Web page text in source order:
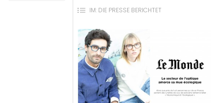
IM: DIE PRESSE BERICHTET